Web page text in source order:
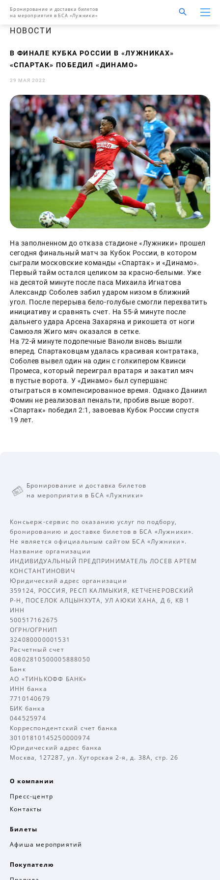
Бронирование и доставка билетов
на мероприятия в БСА «Лужники»
НОВОСТИ
В ФИНАЛЕ КУБКА РОССИИ В «ЛУЖНИКАХ»
«СПАРТАК» ПОБЕДИЛ «ДИНАМО»
29 МАЯ 2022
На заполненном до отказа стадионе «Лужники» прошел
сегодня финальный матч за Кубок России, в котором
сыграли московские команды «Спартак» и «Динамо».
Первый тайм остался целиком за красно-белыми. Уже
на десятой минуте после паса Михаила Игнатова
Александр Соболев забил ударом низом в ближний
угол. После перерыва бело-голубые смогли перехватить
инициативу и сравнять счет. На 55-й минуте после
дальнего удара Арсена Захаряна и рикошета от ноги
Самюэля Жиго мяч оказался в сетке.
На 72-й минуте подопечные Ваноли вновь вышли
вперед. Спартаковцам удалась красивая контратака,
Соболев вывел один на один с голкипером Квинси
Промеса, который переиграл вратаря и закатил мяч
в пустые ворота. У «Динамо» был супершанс
отыграться в компенсированное время. Однако Даниил
Фомин не реализовал пенальти, пробив выше ворот.
«Спартак» победил 2:1, завоевав Кубок России спустя
19 лет.
Бронирование и доставка билетов
на мероприятия в БСА «Лужники»
Консьерж-сервис по оказанию услуг по подбору,
бронированию и доставке билетов в БСА «Лужники».
Не является официальным сайтом БСА «Лужники».
Название организации
ИНДИВИДУАЛЬНЫЙ ПРЕДПРИНИМАТЕЛЬ ЛОСЕВ АРТЕМ
КОНСТАНТИНОВИЧ
Юридический адрес организации
359124, РОССИЯ, РЕСП КАЛМЫКИЯ, КЕТЧЕНЕРОВСКИЙ
Р-Н, ПОСЕЛОК АЛЦЫНХУТА, УЛ АЮКИ ХАНА, Д 6, КВ 1
ИНН
500517162675
ОГРН/ОГРНИП
324080000001531
Расчетный счет
40802810500005888050
Банк
АО «ТИНЬКОФФ БАНК»
ИНН банка
7710140679
БИК банка
044525974
Корреспондентский счет банка
30101810145250000974
Юридический адрес банка
Москва, 127287, ул. Хуторская 2-я, д. 38А, стр. 26
О компании
Пресс-центр
Контакты
Билеты
Афиша мероприятий
Покупателю